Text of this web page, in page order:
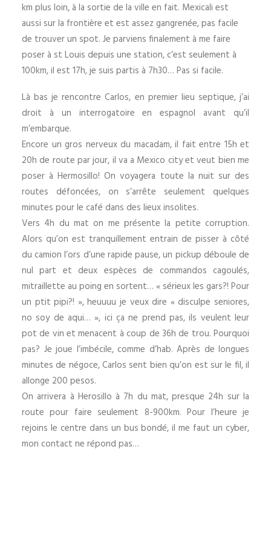
km plus loin, à la sortie de la ville en fait. Mexicali est
aussi sur la frontière et est assez gangrenée, pas facile
de trouver un spot. Je parviens finalement à me faire
poser à st Louis depuis une station, c’est seulement à
100km, il est 17h, je suis partis à 7h30… Pas si facile.
Là bas je rencontre Carlos, en premier lieu septique, j’ai
droit à un interrogatoire en espagnol avant qu’il
m’embarque.
Encore un gros nerveux du macadam, il fait entre 15h et
20h de route par jour, il va a Mexico city et veut bien me
poser à Hermosillo! On voyagera toute la nuit sur des
routes défoncées, on s’arrête seulement quelques
minutes pour le café dans des lieux insolites.
Vers 4h du mat on me présente la petite corruption.
Alors qu’on est tranquillement entrain de pisser à côté
du camion l’ors d’une rapide pause, un pickup déboule de
nul part et deux espèces de commandos cagoulés,
mitraillette au poing en sortent… « sérieux les gars?! Pour
un ptit pipi?! », heuuuu je veux dire « disculpe seniores,
no soy de aqui… », ici ça ne prend pas, ils veulent leur
pot de vin et menacent à coup de 36h de trou. Pourquoi
pas? Je joue l’imbécile, comme d’hab. Après de longues
minutes de négoce, Carlos sent bien qu’on est sur le fil, il
allonge 200 pesos.
On arrivera à Herosillo à 7h du mat, presque 24h sur la
route pour faire seulement 8-900km. Pour l’heure je
rejoins le centre dans un bus bondé, il me faut un cyber,
mon contact ne répond pas…